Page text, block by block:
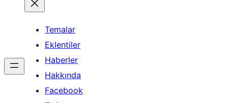
Temalar
Eklentiler
Haberler
Hakkında
Facebook